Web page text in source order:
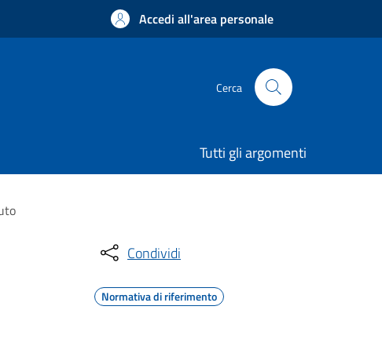
Accedi all'area personale
Cerca
Tutti gli argomenti
Condividi
Normativa di riferimento